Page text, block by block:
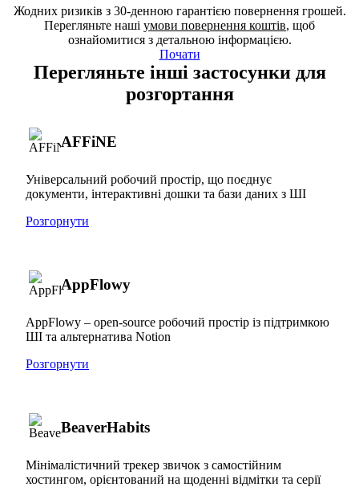
Жодних ризиків з 30-денною гарантією повернення грошей.
Перегляньте наші умови повернення коштів, щоб
ознайомитися з детальною інформацією.
Почати
Перегляньте інші застосунки для
розгортання
AFFiNE
Універсальний робочий простір, що поєднує
документи, інтерактивні дошки та бази даних з ШІ
Розгорнути
AppFlowy
AppFlowy – open-source робочий простір із підтримкою
ШІ та альтернатива Notion
Розгорнути
BeaverHabits
Мінімалістичний трекер звичок з самостійним
хостингом, орієнтований на щоденні відмітки та серії